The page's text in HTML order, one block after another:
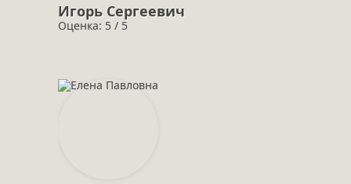
Игорь Сергеевич
Оценка: 5 / 5